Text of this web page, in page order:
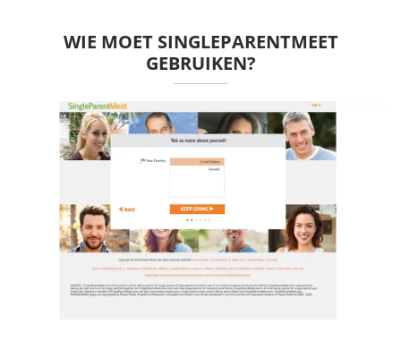
WIE MOET SINGLEPARENTMEET
GEBRUIKEN?